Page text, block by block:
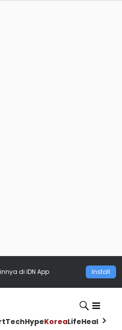
di IDN App Install
TechHypeKoreaLifeHealth